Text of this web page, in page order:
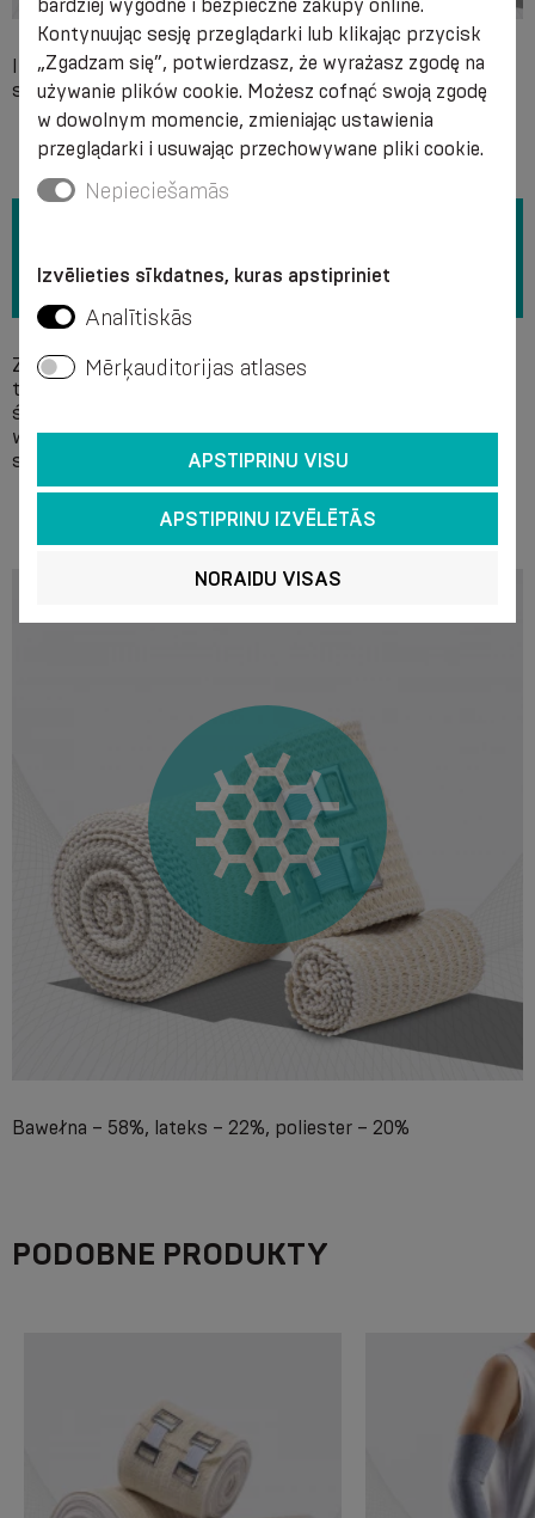
Indywidualna niezgodność z którymkolwiek z materiałów
składowych produktu.
Zalecamy ręczne mycie w roztworze mydła w
temperaturze + 40 °C bez użycia wybielaczy. Nie stosować
środków chemicznych do czyszczenia. Zaleca się delikatne
wyciskanie wody bez skrzydeł i wysuszenie produktu w
sposób rozproszony. Nie prasować.
Bawełna – 58%, lateks – 22%, poliester – 20%
PODOBNE PRODUKTY
bardziej wygodne i bezpieczne zakupy online.
Kontynuując sesję przeglądarki lub klikając przycisk
„Zgadzam się”, potwierdzasz, że wyrażasz zgodę na
używanie plików cookie. Możesz cofnąć swoją zgodę
w dowolnym momencie, zmieniając ustawienia
przeglądarki i usuwając przechowywane pliki cookie.
Nepieciešamās
Izvēlieties sīkdatnes, kuras apstipriniet
Analītiskās
Mērķauditorijas atlases
APSTIPRINU VISU
APSTIPRINU IZVĒLĒTĀS
NORAIDU VISAS